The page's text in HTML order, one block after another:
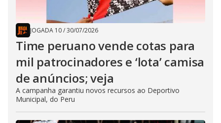
JOGADA 10/30/07/2026
Time peruano vende cotas para
mil patrocinadores e ‘lota’ camisa
de anúncios; veja
A campanha garantiu novos recursos ao Deportivo
Municipal, do Peru